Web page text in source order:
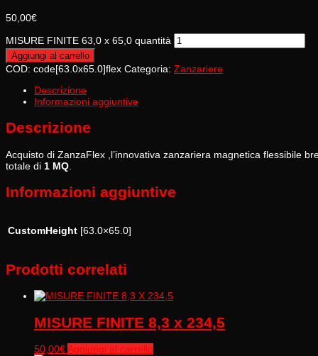
50,00€
MISURE FINITE 63,0 x 65,0 quantità
Aggiungi al carrello
COD: code[63.0x65.0]flex Categoria: Zanzariere
Descrizione
Informazioni aggiuntive
Descrizione
Acquisto di ZanzaFlex ,l’innovativa zanzariera magnetica flessibile
totale di 1 MQ
Informazioni aggiuntive
CustomHeight [63.0×65.0]
Prodotti correlati
MISURE FINITE 8,3 x 234,5
50,00€ Aggiungi al carrello